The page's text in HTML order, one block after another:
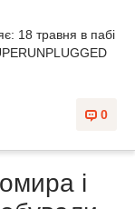
18 травня в пабі
0
і